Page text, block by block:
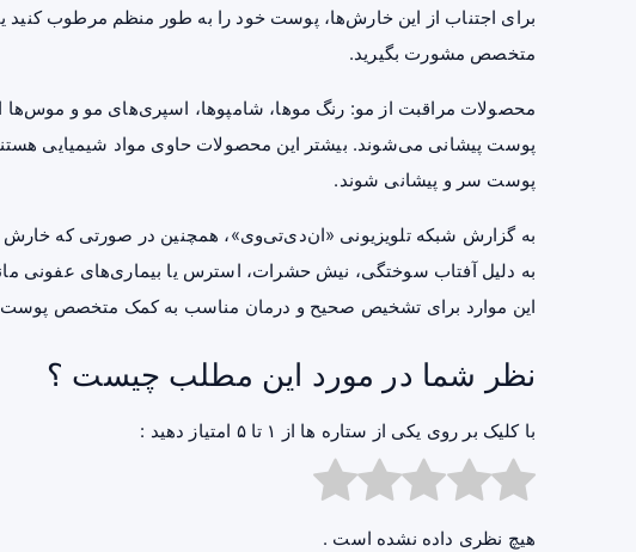
برای اجتناب از این خارش‌ها، پوست خود را به طور منظم مرطوب کنید
متخصص مشورت بگیرید.
محصولات مراقبت از مو: رنگ‌ موها، شامپوها، اسپری‌های مو و
پوست‌ پیشانی می‌شوند. بیشتر این محصولات حاوی مواد شیمیایی
پوست سر و پیشانی شوند.
به گزارش شبکه تلویزیونی «ان‌دی‌تی‌وی»، همچنین در صورتی که
به دلیل آفتاب سوختگی، نیش حشرات، استرس یا بیماری‌های عفونی
این موارد برای تشخیص صحیح و درمان مناسب به کمک متخصص پوست
نظر شما در مورد این مطلب چیست ؟
با کلیک بر روی یکی از ستاره ها از ۱ تا ۵ امتیاز دهید :
هیچ نظری داده نشده است .